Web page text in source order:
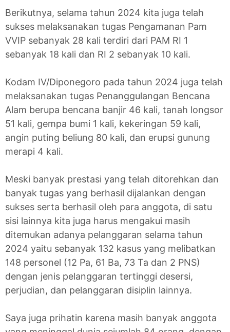
Berikutnya, selama tahun 2024 kita juga telah
sukses melaksanakan tugas Pengamanan Pam
VVIP sebanyak 28 kali terdiri dari PAM RI 1
sebanyak 18 kali dan RI 2 sebanyak 10 kali.
Kodam IV/Diponegoro pada tahun 2024 juga telah
melaksanakan tugas Penanggulangan Bencana
Alam berupa bencana banjir 46 kali, tanah longsor
51 kali, gempa bumi 1 kali, kekeringan 59 kali,
angin puting beliung 80 kali, dan erupsi gunung
merapi 4 kali.
Meski banyak prestasi yang telah ditorehkan dan
banyak tugas yang berhasil dijalankan dengan
sukses serta berhasil oleh para anggota, di satu
sisi lainnya kita juga harus mengakui masih
ditemukan adanya pelanggaran selama tahun
2024 yaitu sebanyak 132 kasus yang melibatkan
148 personel (12 Pa, 61 Ba, 73 Ta dan 2 PNS)
dengan jenis pelanggaran tertinggi desersi,
perjudian, dan pelanggaran disiplin lainnya.
Saya juga prihatin karena masih banyak anggota